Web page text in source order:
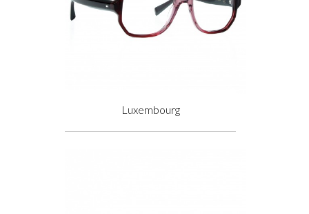
Luxembourg
Prix